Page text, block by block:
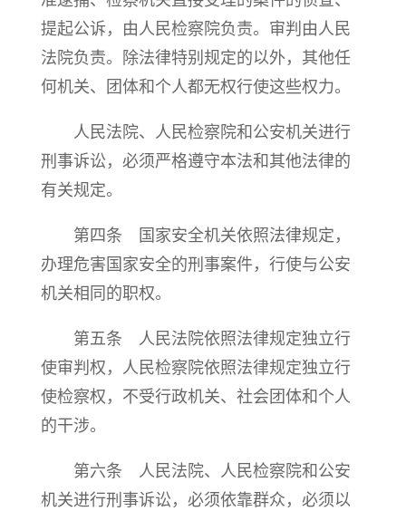
提起公诉，由人民检察院负责。审判由人民
法院负责。除法律特别规定的以外，其他任
何机关、团体和个人都无权行使这些权力。
人民法院、人民检察院和公安机关进行
刑事诉讼，必须严格遵守本法和其他法律的
有关规定。
第四条 国家安全机关依照法律规定，
办理危害国家安全的刑事案件，行使与公安
机关相同的职权。
第五条 人民法院依照法律规定独立行
使审判权，人民检察院依照法律规定独立行
使检察权，不受行政机关、社会团体和个人
的干涉。
第六条 人民法院、人民检察院和公安
机关进行刑事诉讼，必须依靠群众，必须以